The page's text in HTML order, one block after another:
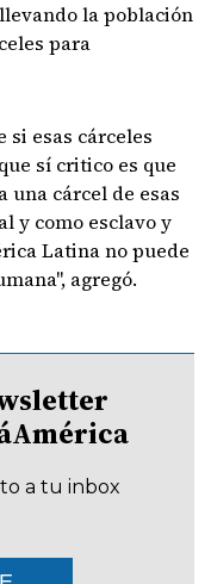
la población
para
esas cárceles
sí critico es que
cárcel de esas
y como esclavo y
Latina no puede
agregó.
a tu inbox